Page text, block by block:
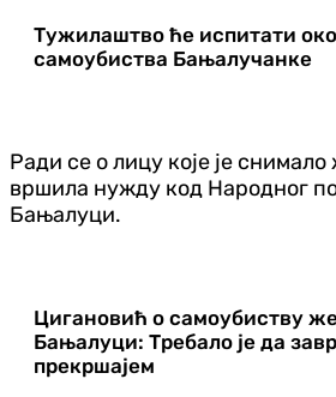
Тужилаштво ће испитати
самоубиства Бањалучанке
Ради се о лицу које је снимало
вршила нужду код Народног
Бањалуци.
Цигановић о самоубиству
Бањалуци: Требало је да
прекршајем